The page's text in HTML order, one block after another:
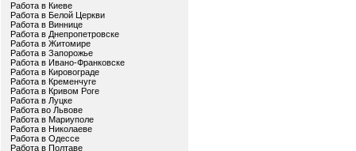
Работа в Киеве
Работа в Белой Церкви
Работа в Виннице
Работа в Днепропетровске
Работа в Житомире
Работа в Запорожье
Работа в Ивано-Франковске
Работа в Кировограде
Работа в Кременчуге
Работа в Кривом Роге
Работа в Луцке
Работа во Львове
Работа в Мариуполе
Работа в Николаеве
Работа в Одессе
Работа в Полтаве